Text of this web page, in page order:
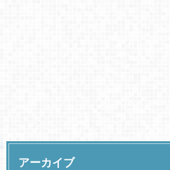
アーカイブ